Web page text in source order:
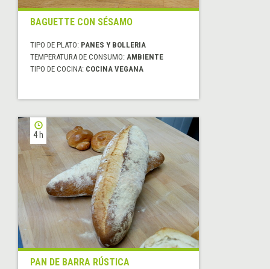
BAGUETTE CON SÉSAMO
TIPO DE PLATO: PANES Y BOLLERIA
TEMPERATURA DE CONSUMO: AMBIENTE
TIPO DE COCINA: COCINA VEGANA
4 h
PAN DE BARRA RÚSTICA